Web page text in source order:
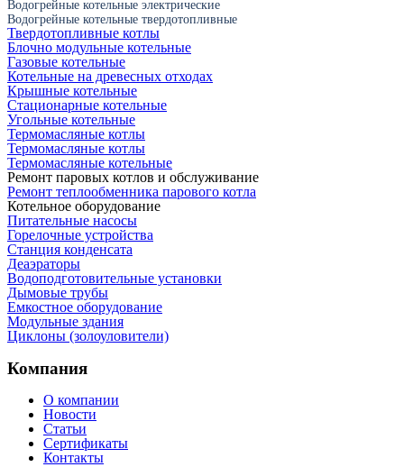
Водогрейные котельные электрические
Водогрейные котельные твердотопливные
Твердотопливные котлы
Блочно модульные котельные
Газовые котельные
Котельные на древесных отходах
Крышные котельные
Стационарные котельные
Угольные котельные
Термомасляные котлы
Термомасляные котлы
Термомасляные котельные
Ремонт паровых котлов и обслуживание
Ремонт теплообменника парового котла
Котельное оборудование
Питательные насосы
Горелочные устройства
Станция конденсата
Деаэраторы
Водоподготовительные установки
Дымовые трубы
Емкостное оборудование
Mодульные здания
Циклоны (золоуловители)
Компания
О компании
Новости
Статьи
Сертификаты
Контакты